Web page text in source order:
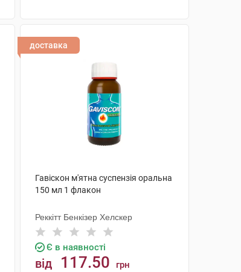
доставка
Гавіскон м'ятна суспензія оральна
150 мл 1 флакон
Реккітт Бенкізер Хелскер
Є в наявності
від 117.50 грн